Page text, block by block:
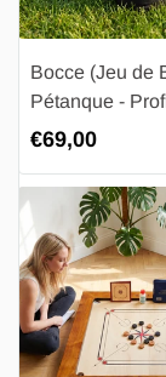
Bocce (Jeu de
Pétanque -
kg in
8x Ball
Regulärer
Preis
€69,00